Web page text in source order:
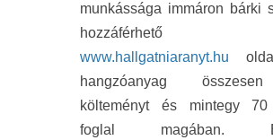
munkássága immáron bárki
www.hallgatniaranyt.hu
hangzóanyag
költeményt és mintegy
foglal magában.